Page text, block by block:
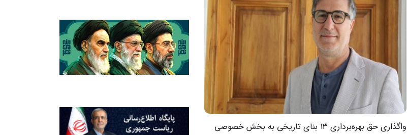
واگذاری حق بهره‌برداری 13 بنای تاریخی به بخش خصوصی